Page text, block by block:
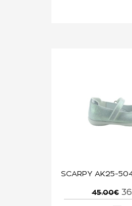
45.00€